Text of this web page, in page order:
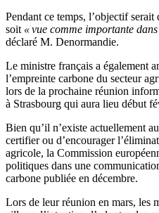
Pendant ce temps, l’objectif
soit « vue comme importante
déclaré M. Denormandie.
Le ministre français a également
l’empreinte carbone du secteur
lors de la prochaine réunion
à Strasbourg qui aura lieu début
Bien qu’il n’existe actuellement
certifier ou d’encourager
agricole, la Commission
politiques dans une
carbone publiée en décembre.
Lors de leur réunion en mars, les